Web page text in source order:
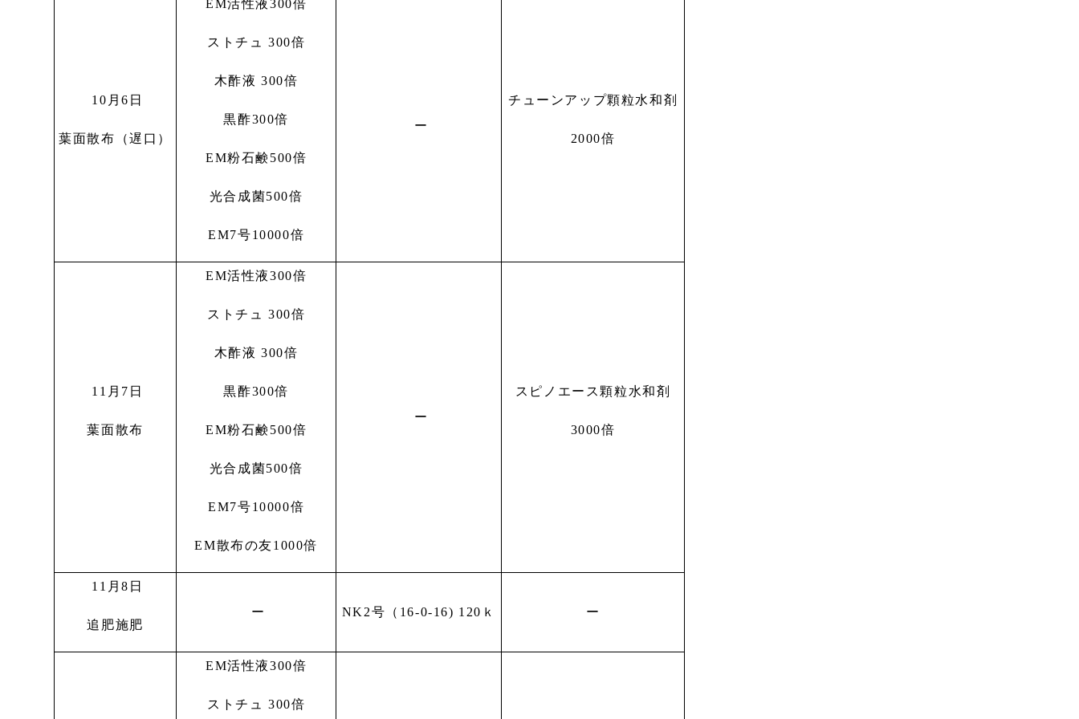
10月6日
葉面散布（遅口）
EM活性液300倍
ストチュ 300倍
木酢液 300倍
黒酢300倍
EM粉石鹸500倍
光合成菌500倍
EM7号10000倍
ー
チューンアップ顆粒水和剤
2000倍
11月7日
葉面散布
EM活性液300倍
ストチュ 300倍
木酢液 300倍
黒酢300倍
EM粉石鹸500倍
光合成菌500倍
EM7号10000倍
EM散布の友1000倍
ー
スピノエース顆粒水和剤
3000倍
11月8日
追肥施肥
ー NK2号（16-0-16) 120ｋ ー
EM活性液300倍
ストチュ 300倍